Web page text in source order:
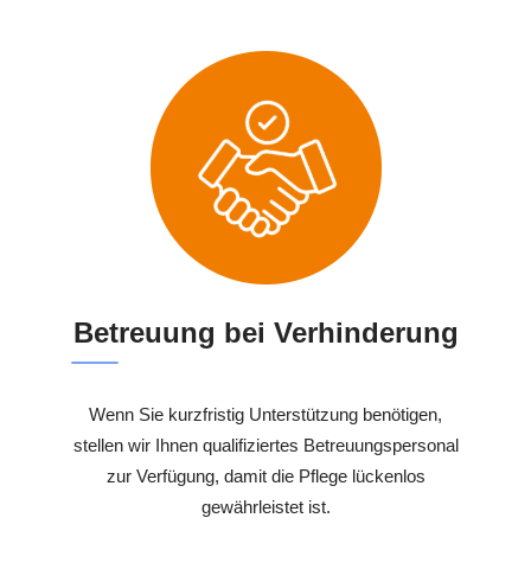
Betreuung bei Verhinderung
Wenn Sie kurzfristig Unterstützung benötigen,
stellen wir Ihnen qualifiziertes Betreuungspersonal
zur Verfügung, damit die Pflege lückenlos
gewährleistet ist.